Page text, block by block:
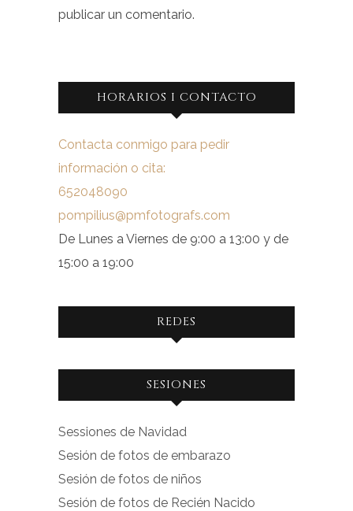
publicar un comentario.
HORARIOS I CONTACTO
Contacta conmigo para pedir
información o cita:
652048090
pompilius@pmfotografs.com
De Lunes a Viernes de 9:00 a 13:00 y de
15:00 a 19:00
REDES
Ver
facebook.com
en
Facebook
Ver
instagram.com
en
Instagram
SESIONES
Sessiones de Navidad
Sesión de fotos de embarazo
Sesión de fotos de niños
Sesión de fotos de Recién Nacido